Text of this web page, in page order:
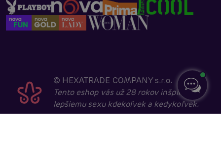
© HEXATRADE COMPANY s.r.o.
Tento eshop vás už 28 rokov inšpiruje k
lepšiemu sexu kdekoľvek a kedykoľvek.